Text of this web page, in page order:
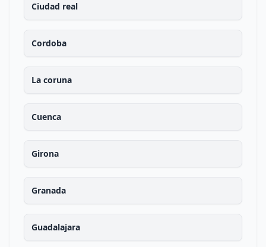
Ciudad real
Cordoba
La coruna
Cuenca
Girona
Granada
Guadalajara